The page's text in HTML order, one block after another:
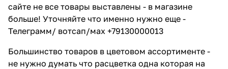
сайте не все товары выставлены - в магазине
больше! Уточняйте что именно нужно еще -
Телеграмм/ вотсап/мах +79130000013
Большинство товаров в цветовом ассортименте -
не нужно думать что расцветка одна которая на